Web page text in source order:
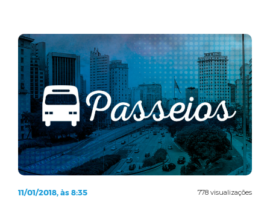
778 visualizações
11/01/2018, às 8:35